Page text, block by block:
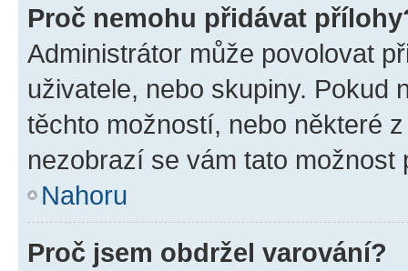
Proč nemohu přidávat
Administrátor může povolovat
uživatele, nebo skupiny. Pokud
těchto možností, nebo některé
nezobrazí se vám tato
Nahoru
Proč jsem obdržel varování?